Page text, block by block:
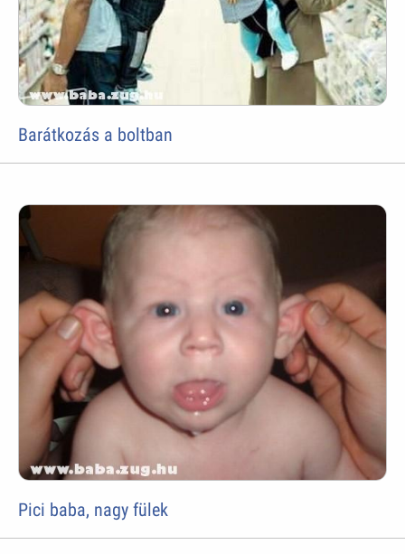
Barátkozás a boltban
Pici baba, nagy fülek